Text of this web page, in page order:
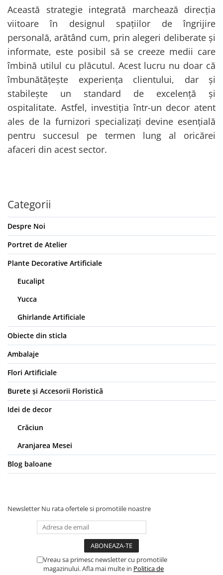
Această strategie integrată marchează direcția
viitoare în designul spațiilor de îngrijire
personală, arătând cum, prin alegeri deliberate și
informate, este posibil să se creeze medii care
îmbină utilul cu plăcutul. Acest lucru nu doar că
îmbunătățește experiența clientului, dar și
stabilește un standard de excelență și
ospitalitate. Astfel, investiția într-un decor atent
ales de la furnizori specializați devine esențială
pentru succesul pe termen lung al oricărei
afaceri din acest sector.
Categorii
Despre Noi
Portret de Atelier
Plante Decorative Artificiale
Eucalipt
Yucca
Ghirlande Artificiale
Obiecte din sticla
Ambalaje
Flori Artificiale
Burete și Accesorii Floristică
Idei de decor
Crăciun
Aranjarea Mesei
Blog baloane
Newsletter Nu rata ofertele si promotiile noastre
Vreau sa primesc newsletter cu promotiile
magazinului. Afla mai multe in Politica de